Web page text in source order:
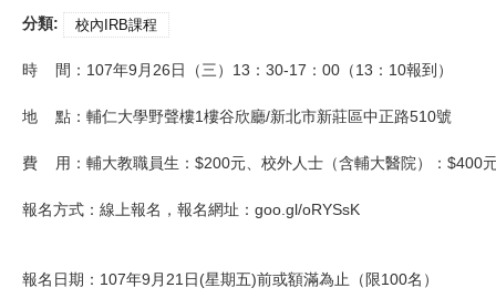
分類: 校內IRB課程
時 間：107年9月26日（三）13：30-17：00（13：10報到）
地 點：輔仁大學野聲樓1樓谷欣廳/新北市新莊區中正路510號
費 用：輔大教職員生：$200元、校外人士（含輔大醫院）：$400
報名方式：線上報名，報名網址：goo.gl/oRYSsK
報名日期：107年9月21日(星期五)前或額滿為止（限100名）